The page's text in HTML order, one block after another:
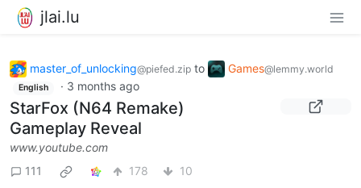
jlai.lu
master_of_unlocking@piefed.zip to Games@lemmy.world
English · 3 months ago
StarFox (N64 Remake)
Gameplay Reveal
www.youtube.com
111
178 10